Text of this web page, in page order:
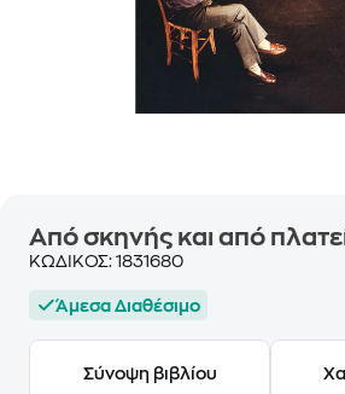
Από σκηνής και από
ΚΩΔΙΚΟΣ: 1831680
Άμεσα Διαθέσιμο
Σύνοψη βιβλίου